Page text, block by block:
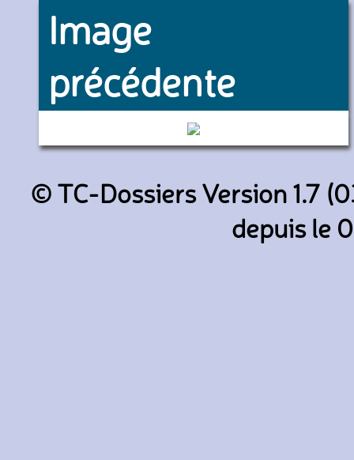
Image
précédente
5282 (RATP)
© TC-Dossiers Version 1.7
depuis le